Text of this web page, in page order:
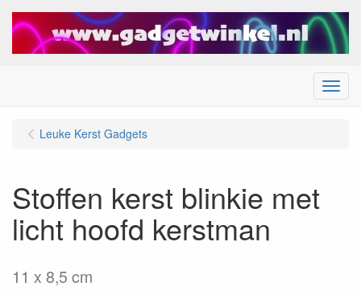
Menu
Leuke Kerst Gadgets
Stoffen kerst blinkie met
licht hoofd kerstman
11 x 8,5 cm